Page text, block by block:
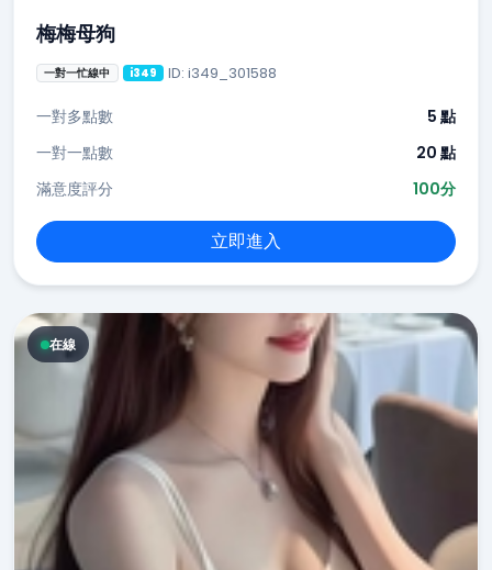
梅梅母狗
一對一忙線中 i349 ID: i349_301588
一對多點數
5 點
一對一點數
20 點
滿意度評分
100分
立即進入
在線